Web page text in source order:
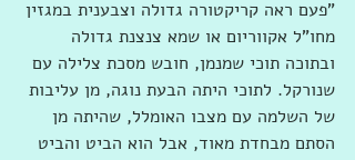
"פעם ראה קריקטורה גדולה וצבענית במגזין
מחו"ל אקווריום או שמא צנצנת גדולה
ובתוכה תוכי שמנמן, חובש מסכת צלילה עם
שנורקל. לתוכי היתה הבעת נוגה, מן עליבות
של השלמה עם מצבו האומלל, שהיתה מן
הסתם מבחדת מאוד, אבל הוא הביט והביט